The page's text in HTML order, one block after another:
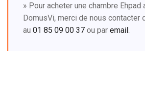
» Pour acheter une chambre Ehpad
DomusVi, merci de nous contacter
au 01 85 09 00 37 ou par email.